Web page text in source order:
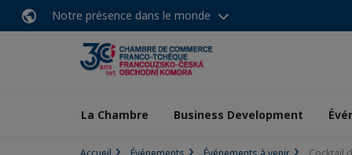
Notre présence dans le monde
La Chambre Business Development